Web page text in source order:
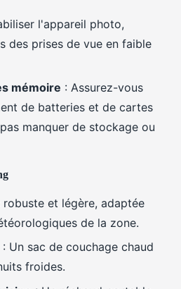
l'appareil photo,
des prises de vue en faible
mémoire : Assurez-vous
de batteries et de cartes
manquer de stockage ou
robuste et légère, adaptée
de la zone.
: Un sac de couchage chaud
froides.